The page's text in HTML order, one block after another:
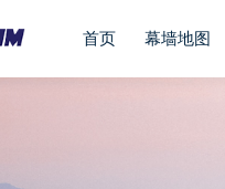
首页 幕墙地图